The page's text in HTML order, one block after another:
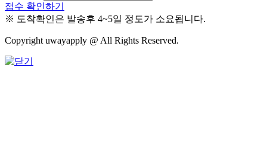
접수 확인하기
※ 도착확인은 발송후 4~5일 정도가 소요됩니다.
Copyright uwayapply @ All Rights Reserved.